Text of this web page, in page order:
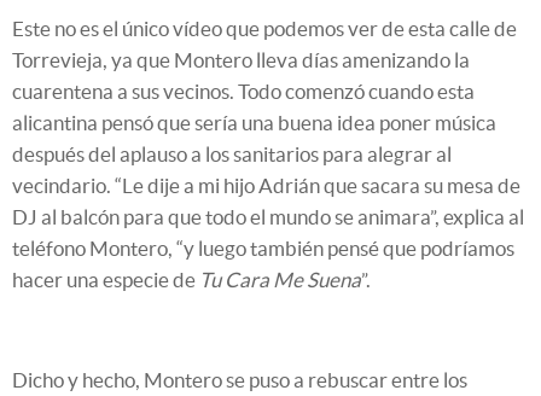
Este no es el único vídeo que podemos ver de esta calle de
Torrevieja, ya que Montero lleva días amenizando la
cuarentena a sus vecinos. Todo comenzó cuando esta
alicantina pensó que sería una buena idea poner música
después del aplauso a los sanitarios para alegrar al
vecindario. “Le dije a mi hijo Adrián que sacara su mesa de
DJ al balcón para que todo el mundo se animara”, explica al
teléfono Montero, “y luego también pensé que podríamos
hacer una especie de Tu Cara Me Suena”.
Dicho y hecho, Montero se puso a rebuscar entre los